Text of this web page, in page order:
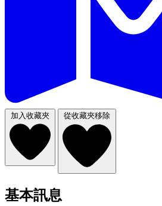
加入收藏夾 從收藏夾移除
基本訊息